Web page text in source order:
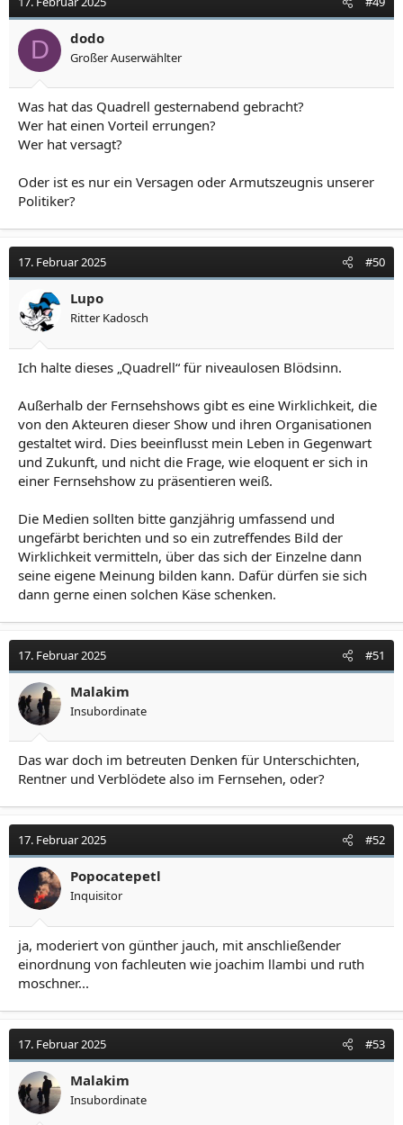
D dodo
Großer Auserwählter
Was hat das Quadrell gesternabend gebracht?
Wer hat einen Vorteil errungen?
Wer hat versagt?
Oder ist es nur ein Versagen oder Armutszeugnis unserer
Politiker?
17. Februar 2025 #50
Lupo
Ritter Kadosch
Ich halte dieses „Quadrell“ für niveaulosen Blödsinn.
Außerhalb der Fernsehshows gibt es eine Wirklichkeit, die
von den Akteuren dieser Show und ihren Organisationen
gestaltet wird. Dies beeinflusst mein Leben in Gegenwart
und Zukunft, und nicht die Frage, wie eloquent er sich in
einer Fernsehshow zu präsentieren weiß.
Die Medien sollten bitte ganzjährig umfassend und
ungefärbt berichten und so ein zutreffendes Bild der
Wirklichkeit vermitteln, über das sich der Einzelne dann
seine eigene Meinung bilden kann. Dafür dürfen sie sich
dann gerne einen solchen Käse schenken.
17. Februar 2025 #51
Malakim
Insubordinate
Das war doch im betreuten Denken für Unterschichten,
Rentner und Verblödete also im Fernsehen, oder?
17. Februar 2025 #52
Popocatepetl
Inquisitor
ja, moderiert von günther jauch, mit anschließender
einordnung von fachleuten wie joachim llambi und ruth
moschner...
17. Februar 2025 #53
Malakim
Insubordinate